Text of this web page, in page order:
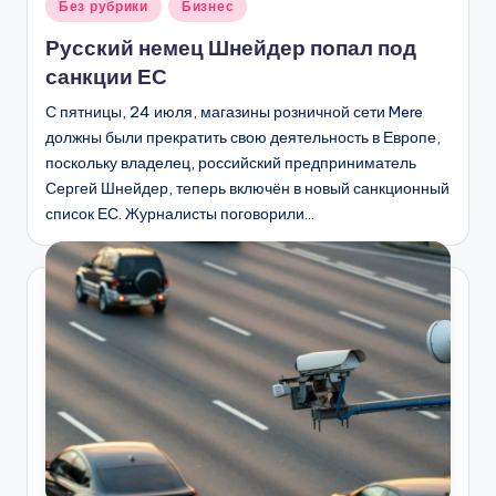
Без рубрики Бизнес
Русский немец Шнейдер попал под
санкции ЕС
С пятницы, 24 июля, магазины розничной сети Mere
должны были прекратить свою деятельность в Европе,
поскольку владелец, российский предприниматель
Сергей Шнейдер, теперь включён в новый санкционный
список ЕС. Журналисты поговорили…